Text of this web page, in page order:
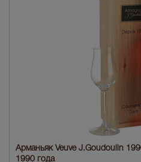
Арманьяк Veuve J.Goudoulin
1990 года